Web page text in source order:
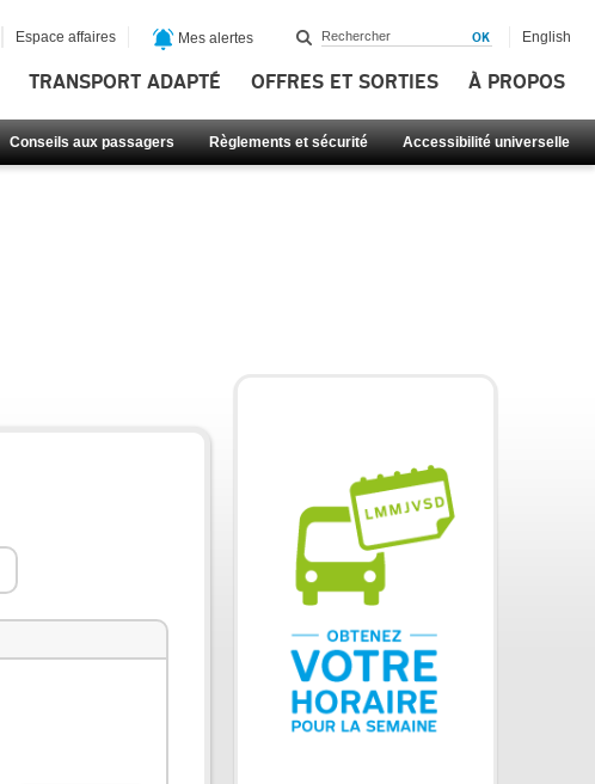
TRANSPORT ADAPTÉ OFFRES ET SORTIES À PROPOS
Conseils aux passagers Règlements et sécurité Accessibilité universelle
Espace affaires Mes alertes English